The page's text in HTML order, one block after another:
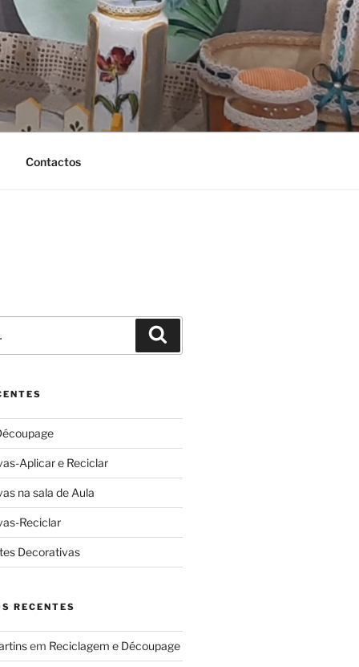
Contactos
Aplicar e Reciclar
na sala de Aula
Reciclar
Decorativas
RECENTES
em Reciclagem e Découpage